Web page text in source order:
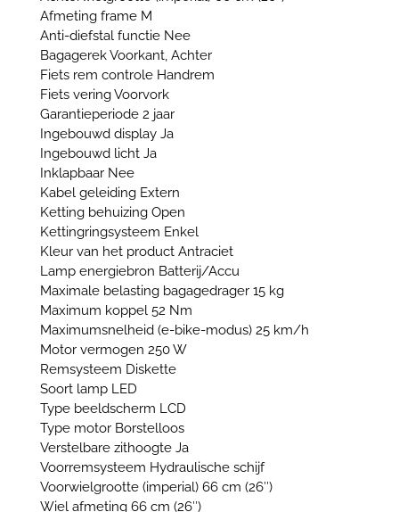
Afmeting frame M
Anti-diefstal functie Nee
Bagagerek Voorkant, Achter
Fiets rem controle Handrem
Fiets vering Voorvork
Garantieperiode 2 jaar
Ingebouwd display Ja
Ingebouwd licht Ja
Inklapbaar Nee
Kabel geleiding Extern
Ketting behuizing Open
Kettingringsysteem Enkel
Kleur van het product Antraciet
Lamp energiebron Batterij/Accu
Maximale belasting bagagedrager 15 kg
Maximum koppel 52 Nm
Maximumsnelheid (e-bike-modus) 25 km/h
Motor vermogen 250 W
Remsysteem Diskette
Soort lamp LED
Type beeldscherm LCD
Type motor Borstelloos
Verstelbare zithoogte Ja
Voorremsysteem Hydraulische schijf
Voorwielgrootte (imperial) 66 cm (26″)
Wiel afmeting 66 cm (26″)